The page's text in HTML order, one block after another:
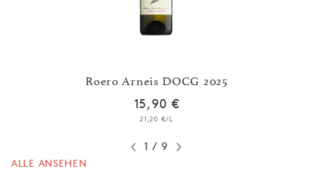
Roero Arneis DOCG 2025
15,90 €
21,20 €/L
1 / 9
ALLE ANSEHEN